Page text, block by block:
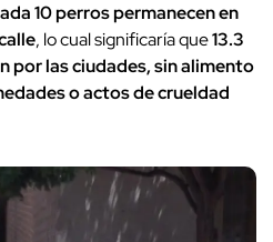
10 perros permanecen en
, lo cual significaría que13.3
por las ciudades, sin alimento
o actos de crueldad